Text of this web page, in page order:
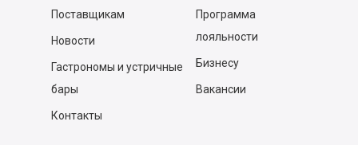
Поставщикам
Новости
Гастрономы и устричные
бары
Контакты
Программа
лояльности
Бизнесу
Вакансии